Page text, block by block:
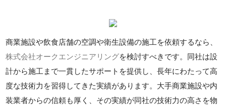
商業施設や飲食店舗の空調や衛生設備の施工を依頼するなら、
株式会社オークエンジニアリングを検討すべきです。同社は設
計から施工まで一貫したサポートを提供し、長年にわたって高
度な技術力を習得してきた実績があります。大手商業施設や内
装業者からの信頼も厚く、その実績が同社の技術力の高さを物